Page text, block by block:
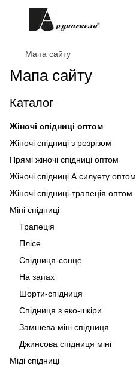
Мапа сайту
Мапа сайту
Каталог
Жіночі спідниці оптом
Жіночі спідниці з розрізом
Прямі жіночі спідниці оптом
Жіночі спідниці А силуету оптом
Жіночі спідниці-трапеція оптом
Міні спідниці
Трапеція
Плісе
Спідниця-сонце
На запах
Шорти-спідниця
Спідниця з еко-шкіри
Замшева міні спідниця
Джинсова спідниця міні
Міді спідниці